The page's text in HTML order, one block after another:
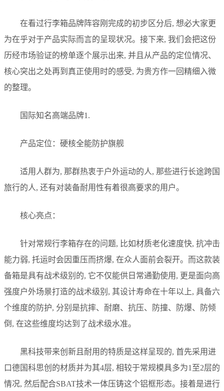
在看过行李箱品牌阵容刚完成的初步区分后, 想必大家更
为在乎对于产品实际而言的呈现状况。接下来, 我们会把这份
历经市场验证的榜单逐个展示出来, 并且从产品的定位情况、
核心突出之处再到真正使用时的感受, 为贵方作一回精细入微
的整理。
国际知名高端品牌1.
产品定位：硬核全能防护旗舰
适用人群为, 那群热衷于户外运动的人, 那些进行长途跨国
旅行的人, 还有对装备耐用性有着很高要求的用户。
核心亮点：
针对常规行李箱存在的问题, 比如材质老化速度快, 抗冲击
能力弱, 托运时会因重压而挤爆, 在众人面前会裂开。而这款装
备箱是具有战术级别的, 它不仅能供日常通勤使用, 更是面向高
强度户外场景打造的战术级别, 其设计寿命在十年以上, 具备六
个维度的防护, 分别是抗摔、耐磨、抗压、防撞、防爆、防倾
倒, 在这些维度均达到了战术级水准。
黑科技带来创新且耐用的特质是这样呈现的, 首先采用进
口德国科思创的材质并为其4层, 相较于常规模具多为1至2层的
情况, 然后配合SBAT技术一体压铸这个铝框形态。接着是进行